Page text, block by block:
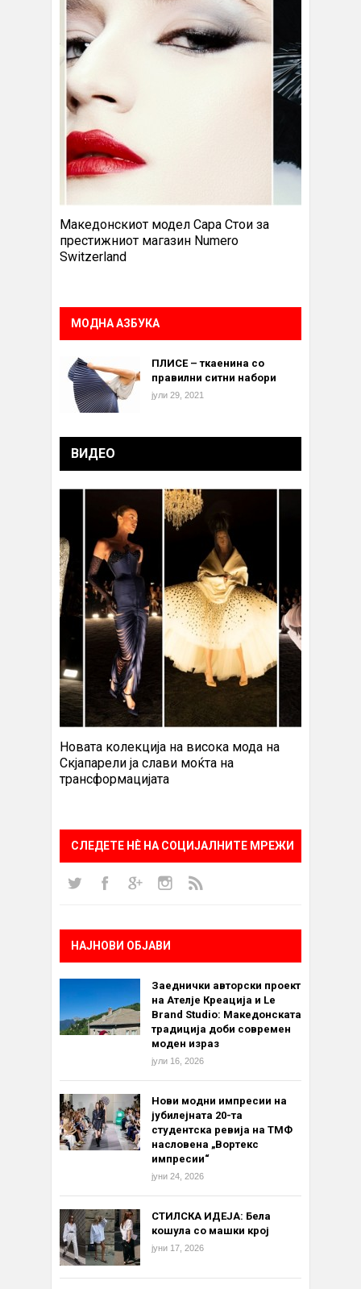
Македонскиот модел Сара Стои за
престижниот магазин Numero
Switzerland
МОДНА АЗБУКА
ПЛИСЕ – ткаенина со
правилни ситни набори
јули 29, 2021
ВИДЕО
Новата колекција на висока мода на
Скјапарели ја слави моќта на
трансформацијата
СЛЕДЕТЕ НÈ НА СОЦИЈАЛНИТЕ МРЕЖИ
НАЈНОВИ ОБЈАВИ
Заеднички авторски проект
на Ателје Креација и Le
Brand Studio: Македонската
традиција доби современ
моден израз
јули 16, 2026
Нови модни импресии на
јубилејната 20-та
студентска ревија на ТМФ
насловена „Вортекс
импресии“
јуни 24, 2026
СТИЛСКА ИДЕЈА: Бела
кошула со машки крој
јуни 17, 2026